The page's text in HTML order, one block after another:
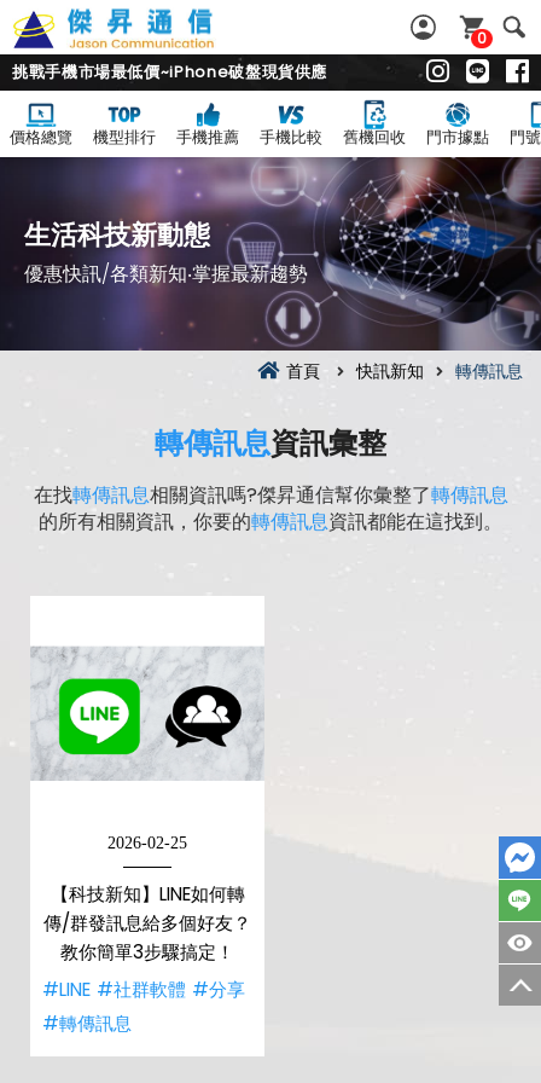
0
挑戰手機市場最低價~iPhone破盤現貨供應
價格總覽 機型排行 手機推薦 手機比較 舊機回收 門市據點 門
生活科技新動態
優惠快訊/各類新知‧掌握最新趨勢
首頁 快訊新知 轉傳訊息
轉傳訊息資訊彙整
在找轉傳訊息相關資訊嗎?傑昇通信幫你彙整了轉傳訊息
的所有相關資訊，你要的轉傳訊息資訊都能在這找到。
2026-02-25
【科技新知】LINE如何轉
傳/群發訊息給多個好友？
教你簡單3步驟搞定！
#LINE #社群軟體 #分享
#轉傳訊息